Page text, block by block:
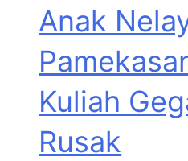
Anak
Kuliah
Rusak